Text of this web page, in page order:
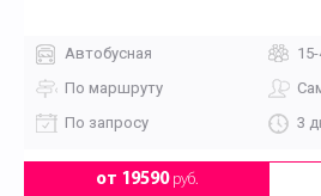
Автобусная
По маршруту
По запросу
3
от 19590руб.